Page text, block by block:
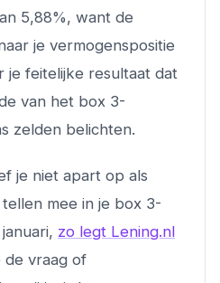
5,88%, want de
je vermogenspositie
je feitelijke resultaat dat
van het box 3-
zelden belichten.
je niet apart op als
mee in je box 3-
zo legt Lening.nl
vraag of